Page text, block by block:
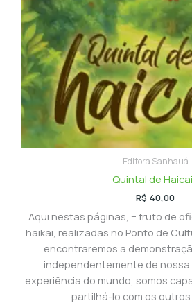
Editora Sanhauá
Quintal de
R$ 40,00
Aqui nestas páginas, − fruto de
haikai, realizadas no Ponto de
encontraremos a
independentemente de nossa
experiência do mundo, somos
partilhá-lo com os outros